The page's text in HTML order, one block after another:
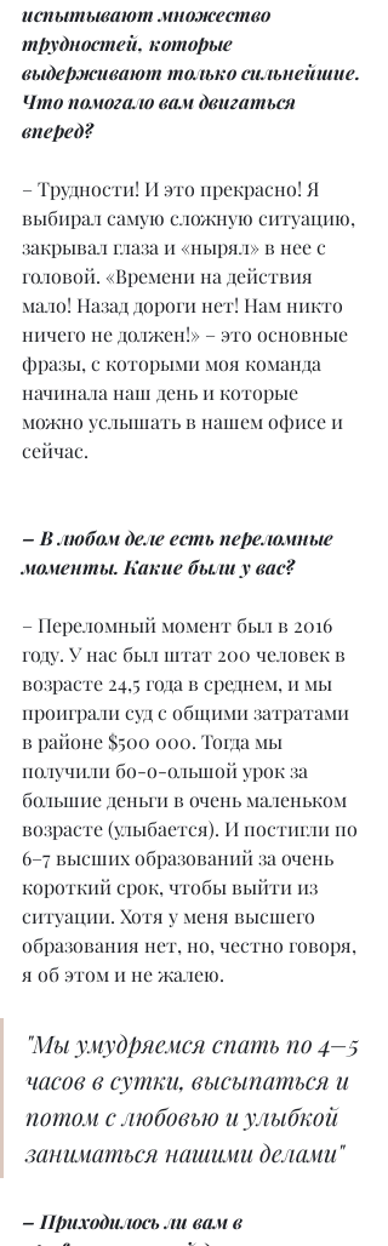
испытывают множество
трудностей, которые
выдерживают только сильнейшие.
Что помогало вам двигаться
вперед?
– Трудности! И это прекрасно! Я
выбирал самую сложную ситуацию,
закрывал глаза и «нырял» в нее с
головой. «Времени на действия
мало! Назад дороги нет! Нам никто
ничего не должен!» – это основные
фразы, с которыми моя команда
начинала наш день и которые
можно услышать в нашем офисе и
сейчас.
– В любом деле есть переломные
моменты. Какие были у вас?
– Переломный момент был в 2016
году. У нас был штат 200 человек в
возрасте 24,5 года в среднем, и мы
проиграли суд с общими затратами
в районе $500 000. Тогда мы
получили бо-о-ольшой урок за
большие деньги в очень маленьком
возрасте (улыбается). И постигли по
6–7 высших образований за очень
короткий срок, чтобы выйти из
ситуации. Хотя у меня высшего
образования нет, но, честно говоря,
я об этом и не жалею.
"Мы умудряемся спать по 4–5
часов в сутки, высыпаться и
потом с любовью и улыбкой
заниматься нашими делами"
– Приходилось ли вам в